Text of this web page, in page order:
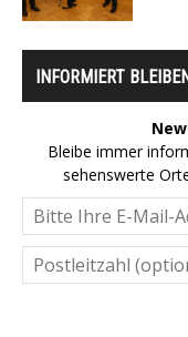
INFORMIERT
Bleibe immer
sehenswerte